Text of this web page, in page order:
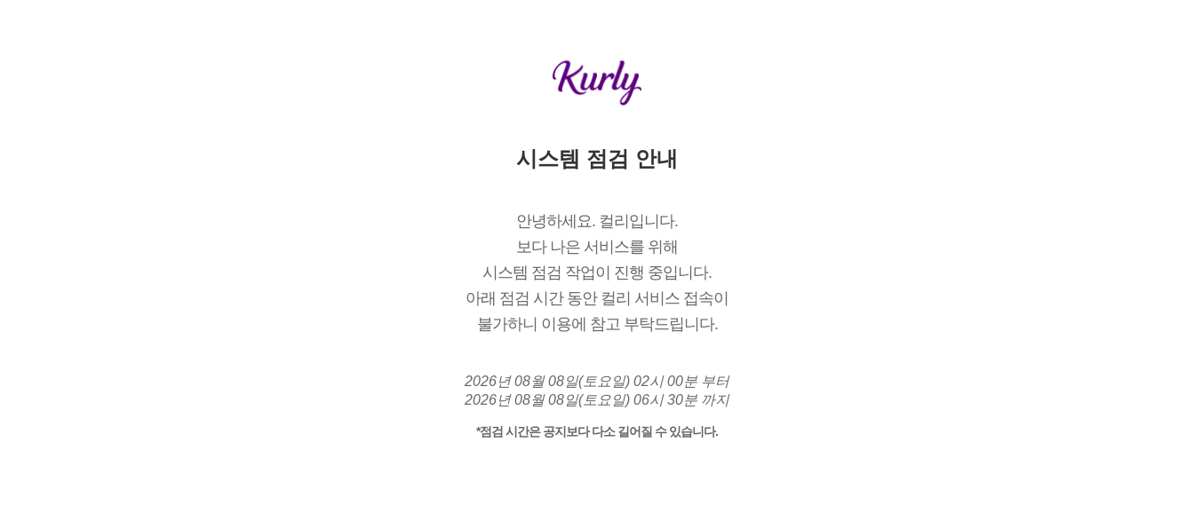
시스템 점검 안내
안녕하세요. 컬리입니다.
보다 나은 서비스를 위해
시스템 점검 작업이 진행 중입니다.
아래 점검 시간 동안 컬리 서비스 접속이
불가하니 이용에 참고 부탁드립니다.
2026년 08월 08일(토요일) 02시 00분 부터
2026년 08월 08일(토요일) 06시 30분 까지
*점검 시간은 공지보다 다소 길어질 수 있습니다.